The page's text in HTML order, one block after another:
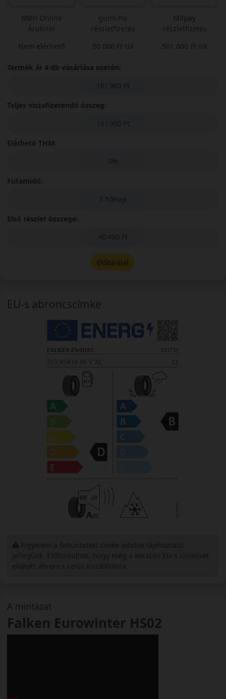
A mintázat
Falken Eurowinter HS02
MBH Online
Áruhitel
Nem elérhető
gumi.hu
részletfizetés
80 000 Ft-tól
Milpay
részletfizetés
501 000 Ft-tól
Termék ár 4 db vásárlása esetén:
161 960 Ft
Teljes viszafizetendő összeg:
161 960 Ft
Elérhető THM:
0%
Futamidő:
3 hónap
Első részlet összege:
40 490 Ft
Előbírálat
EU-s abroncscímke